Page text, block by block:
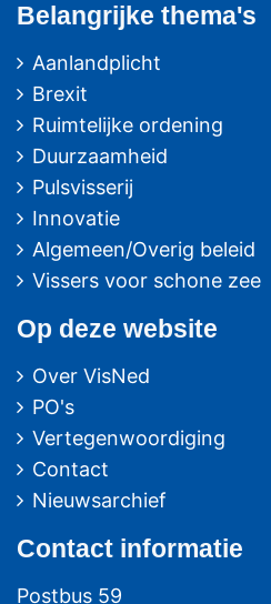
Belangrijke thema's
Aanlandplicht
Brexit
Ruimtelijke ordening
Duurzaamheid
Pulsvisserij
Innovatie
Algemeen/Overig beleid
Vissers voor schone zee
Op deze website
Over VisNed
PO's
Vertegenwoordiging
Contact
Nieuwsarchief
Contact informatie
Postbus 59